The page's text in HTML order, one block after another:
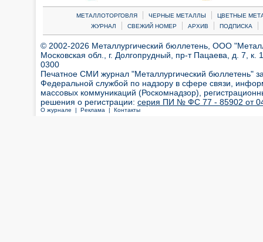
МЕТАЛЛОТОРГОВЛЯ | ЧЕРНЫЕ МЕТАЛЛЫ |
ЦВЕТНЫЕ
ЖУРНАЛ
| СВЕЖИЙ НОМЕР | АРХИВ | ПОДПИСКА |
© 2002-2026 Металлургический бюллетень, ООО
Московская обл., г. Долгопрудный, пр-т Пацаева, д. 7,
0300
Печатное СМИ журнал "Металлургический бюллетень"
Федеральной службой по надзору в сфере связи,
массовых коммуникаций (Роскомнадзор),
решения о регистрации: серия ПИ № ФС 77 - 85902 от 04
О журнале | Реклама | Контакты